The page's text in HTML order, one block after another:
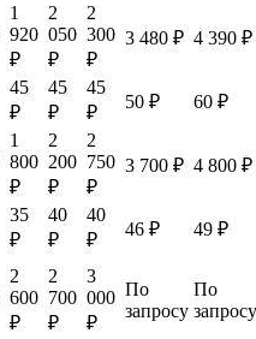
1
920
₽
2
050
₽
2
300
₽
3 480 ₽ 4 390 ₽
45
₽
45
₽
45
₽
50 ₽ 60 ₽
1
800
₽
2
200
₽
2
750
₽
3 700 ₽ 4 800 ₽
35
₽
40
₽
40
₽
46 ₽
49 ₽
2
600
₽
2
700
₽
3
000
₽
По
запросу
По
запросу